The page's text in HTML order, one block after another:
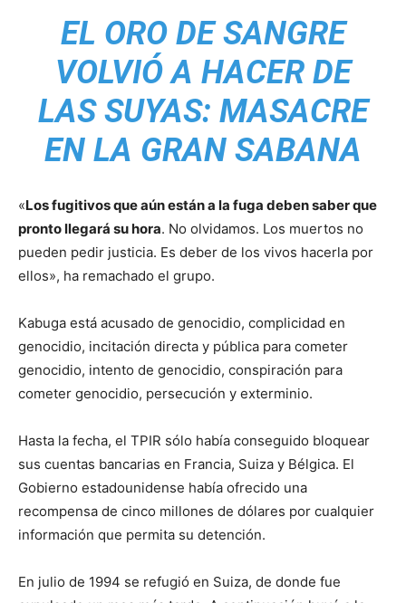
EL ORO DE SANGRE
VOLVIÓ A HACER DE
LAS SUYAS: MASACRE
EN LA GRAN SABANA
«Los fugitivos que aún están a la fuga deben saber que
pronto llegará su hora. No olvidamos. Los muertos no
pueden pedir justicia. Es deber de los vivos hacerla por
ellos», ha remachado el grupo.
Kabuga está acusado de genocidio, complicidad en
genocidio, incitación directa y pública para cometer
genocidio, intento de genocidio, conspiración para
cometer genocidio, persecución y exterminio.
Hasta la fecha, el TPIR sólo había conseguido bloquear
sus cuentas bancarias en Francia, Suiza y Bélgica. El
Gobierno estadounidense había ofrecido una
recompensa de cinco millones de dólares por cualquier
información que permita su detención.
En julio de 1994 se refugió en Suiza, de donde fue